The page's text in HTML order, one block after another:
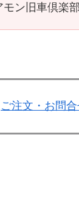
ン旧車倶楽
ご注文・お問